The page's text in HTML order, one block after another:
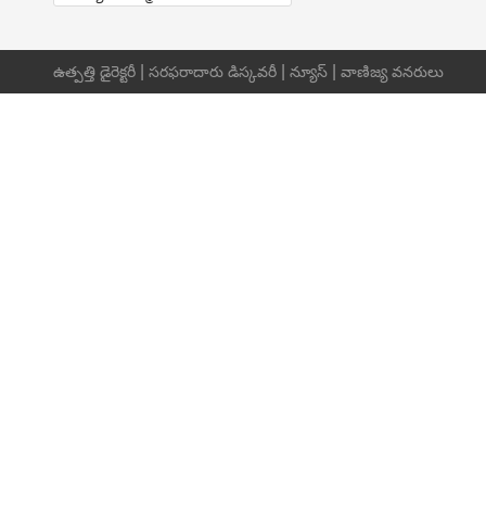
ఉత్పత్తి డైరెక్టరీ సరఫరాదారు డిస్కవరీ న్యూస్ వాణిజ్య వనరులు